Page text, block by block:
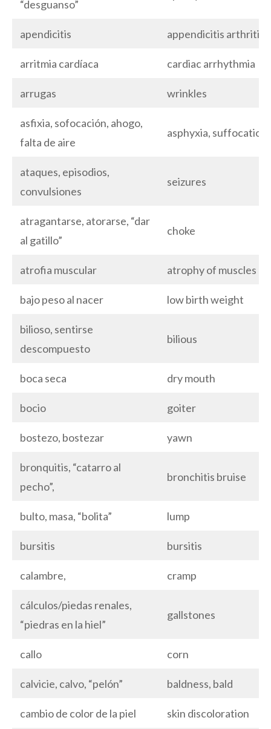
“desguanso”
apendicitis appendicitis arthritis
arritmia cardíaca cardiac arrhythmia
arrugas wrinkles
asfixia, sofocación, ahogo,
falta de aire
asphyxia, suffocation
ataques, episodios,
convulsiones
seizures
atragantarse, atorarse, “dar
al gatillo”
choke
atrofia muscular atrophy of muscles
bajo peso al nacer low birth weight
bilioso, sentirse
descompuesto
bilious
boca seca dry mouth
bocio goiter
bostezo, bostezar yawn
bronquitis, “catarro al
pecho”,
bronchitis bruise
bulto, masa, “bolita” lump
bursitis bursitis
calambre, cramp
cálculos/piedas renales,
“piedras en la hiel”
gallstones
callo corn
calvicie, calvo, “pelón” baldness, bald
cambio de color de la piel skin discoloration